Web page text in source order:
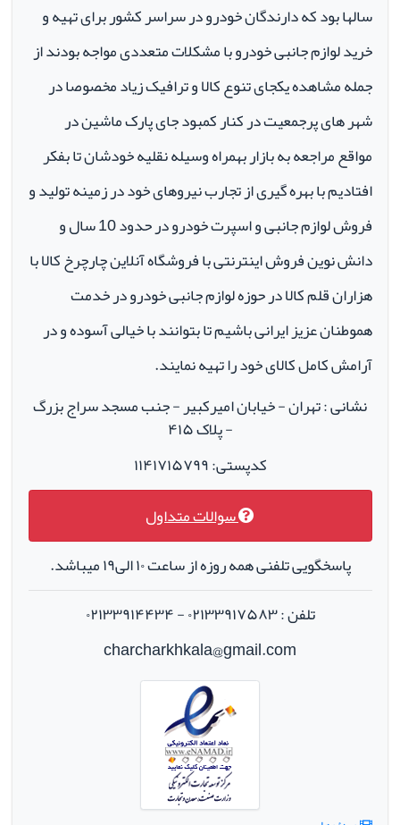
سالها بود که دارندگان خودرو در سراسر کشور برای تهیه و
خرید لوازم جانبی خودرو با مشکلات متعددی مواجه بودند از
جمله مشاهده یکجای تنوع کالا و ترافیک زیاد مخصوصا در
شهر های پرجمعیت در کنار کمبود جای پارک ماشین در
مواقع مراجعه به بازار بهمراه وسیله نقلیه خودشان تا بفکر
افتادیم با بهره گیری از تجارب نیروهای خود در زمینه تولید و
فروش لوازم جانبی و اسپرت خودرو در حدود 10 سال و
دانش نوین فروش اینترنتی با فروشگاه آنلاین چارچرخ کالا با
هزاران قلم کالا در حوزه لوازم جانبی خودرو در خدمت
هموطنان عزیز ایرانی باشیم تا بتوانند با خیالی آسوده و در
آرامش کامل کالای خود را تهیه نمایند.
نشانی : تهران - خیابان امیرکبیر - جنب مسجد سراج بزرگ
- پلاک ۴۱۵
کدپستی: ۱۱۴۱۷۱۵۷۹۹
سوالات متداول
پاسخگویی تلفنی همه روزه از ساعت ۱۰ الی۱۹ میباشد.
تلفن : ۰۲۱۳۳۹۱۷۵۸۳ - ۰۲۱۳۳۹۱۴۴۳۴
charcharkhkala@gmail.com